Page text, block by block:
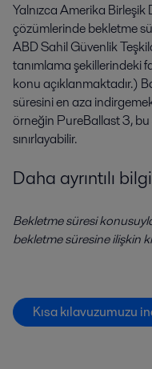
Yalnızca Amerika
çözümlerinde bekletme
ABD Sahil Güvenlik
tanımlama şekillerindeki
konu açıklanmaktadır.)
süresini en aza
örneğin PureBallast 3,
sınırlayabilir.
Daha ayrıntılı
Bekletme süresi
bekletme süresine ilişkin
Kısa kılavuzumuzu